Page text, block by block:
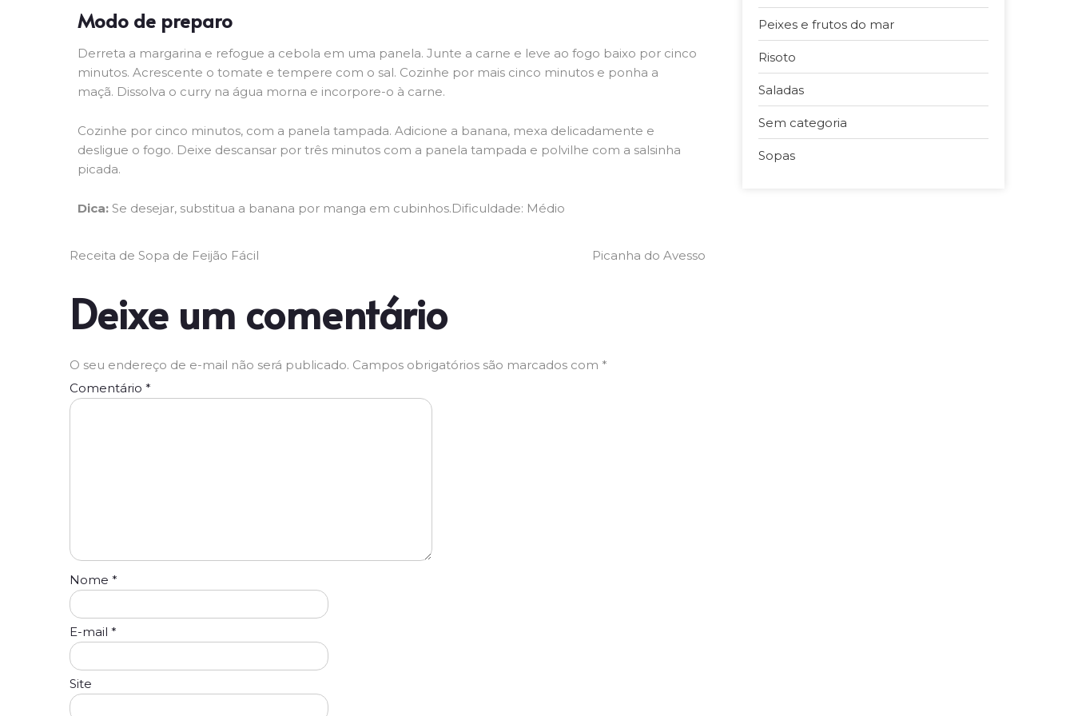
Modo de preparo
Derreta a margarina e refogue a cebola em uma panela. Junte a carne e leve ao fogo baixo por cinco
minutos. Acrescente o tomate e tempere com o sal. Cozinhe por mais cinco minutos e ponha a
maçã. Dissolva o curry na água morna e incorpore-o à carne.
Cozinhe por cinco minutos, com a panela tampada. Adicione a banana, mexa delicadamente e
desligue o fogo. Deixe descansar por três minutos com a panela tampada e polvilhe com a salsinha
picada.
Dica: Se desejar, substitua a banana por manga em cubinhos.Dificuldade: Médio
Receita de Sopa de Feijão Fácil Picanha do Avesso
Deixe um comentário
O seu endereço de e-mail não será publicado. Campos obrigatórios são marcados com *
Comentário *
Nome *
E-mail *
Site
Peixes e frutos do mar
Risoto
Saladas
Sem categoria
Sopas